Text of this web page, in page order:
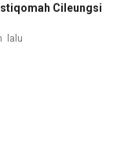
Cileungsi
lalu